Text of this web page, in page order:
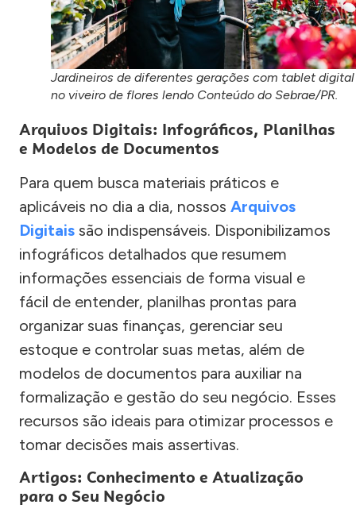
Jardineiros de diferentes gerações com tablet digital
no viveiro de flores lendo Conteúdo do Sebrae/PR.
Arquivos Digitais: Infográficos, Planilhas
e Modelos de Documentos
Para quem busca materiais práticos e
aplicáveis no dia a dia, nossos Arquivos
Digitais são indispensáveis. Disponibilizamos
infográficos detalhados que resumem
informações essenciais de forma visual e
fácil de entender, planilhas prontas para
organizar suas finanças, gerenciar seu
estoque e controlar suas metas, além de
modelos de documentos para auxiliar na
formalização e gestão do seu negócio. Esses
recursos são ideais para otimizar processos e
tomar decisões mais assertivas.
Artigos: Conhecimento e Atualização
para o Seu Negócio